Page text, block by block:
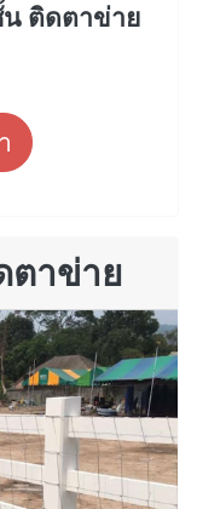
น ติดตาข่าย
ตาข่าย